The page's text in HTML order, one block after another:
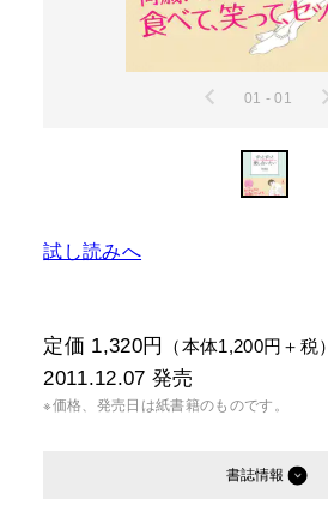
01 - 01
試し読みへ
定価 1,320円 （本体1,200円＋税）
2011.12.07 発売
※価格、発売日は紙書籍のものです。
書誌情報